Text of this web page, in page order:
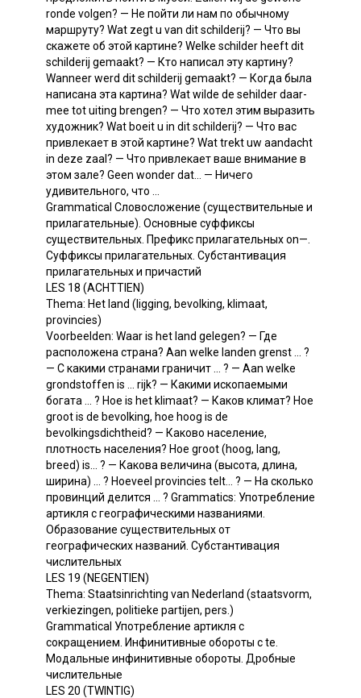
ronde volgen? — He пойти ли нам по обычному
маршруту? Wat zegt u van dit schilderij? — Что вы
скажете об этой картине? Welke schilder heeft dit
schilderij gemaakt? — Кто написал эту картину?
Wanneer werd dit schilderij gemaakt? — Когда была
написана эта картина? Wat wilde de sehilder daar-
mee tot uiting brengen? — Что хотел этим выразить
художник? Wat boeit u in dit schilderij? — Что вас
привлекает в этой картине? Wat trekt uw aandacht
in deze zaal? — Что привлекает ваше внимание в
этом зале? Geen wonder dat... — Ничего
удивительного, что ...
Grammatical Словосложение (существительные и
прилагательные). Основные суффиксы
существительных. Префикс прилагательных on—.
Суффиксы прилагательных. Субстантивация
прилагательных и причастий
LES 18 (ACHTTIEN)
Thema: Het land (ligging, bevolking, klimaat,
provincies)
Voorbeelden: Waar is het land gelegen? — Где
расположена страна? Aan welke landen grenst ... ?
— С какими странами граничит ... ? — Aan welke
grondstoffen is ... rijk? — Какими ископаемыми
богата ... ? Hoe is het klimaat? — Каков климат? Hoe
groot is de bevolking, hoe hoog is de
bevolkingsdichtheid? — Каково население,
плотность населения? Ное groot (hoog, lang,
breed) is... ? — Какова величина (высота, длина,
ширина) ... ? Hoeveel provincies telt... ? — На сколько
провинций делится ... ? Grammatics: Употребление
артикля с географическими названиями.
Образование существительных от
географических названий. Субстантивация
числительных
LES 19 (NEGENTIEN)
Thema: Staatsinrichting van Nederland (staatsvorm,
verkiezingen, politieke partijen, pers.)
Grammatical Употребление артикля с
сокращением. Инфинитивные обороты с te.
Модальные инфинитивные обороты. Дробные
числительные
LES 20 (TWINTIG)